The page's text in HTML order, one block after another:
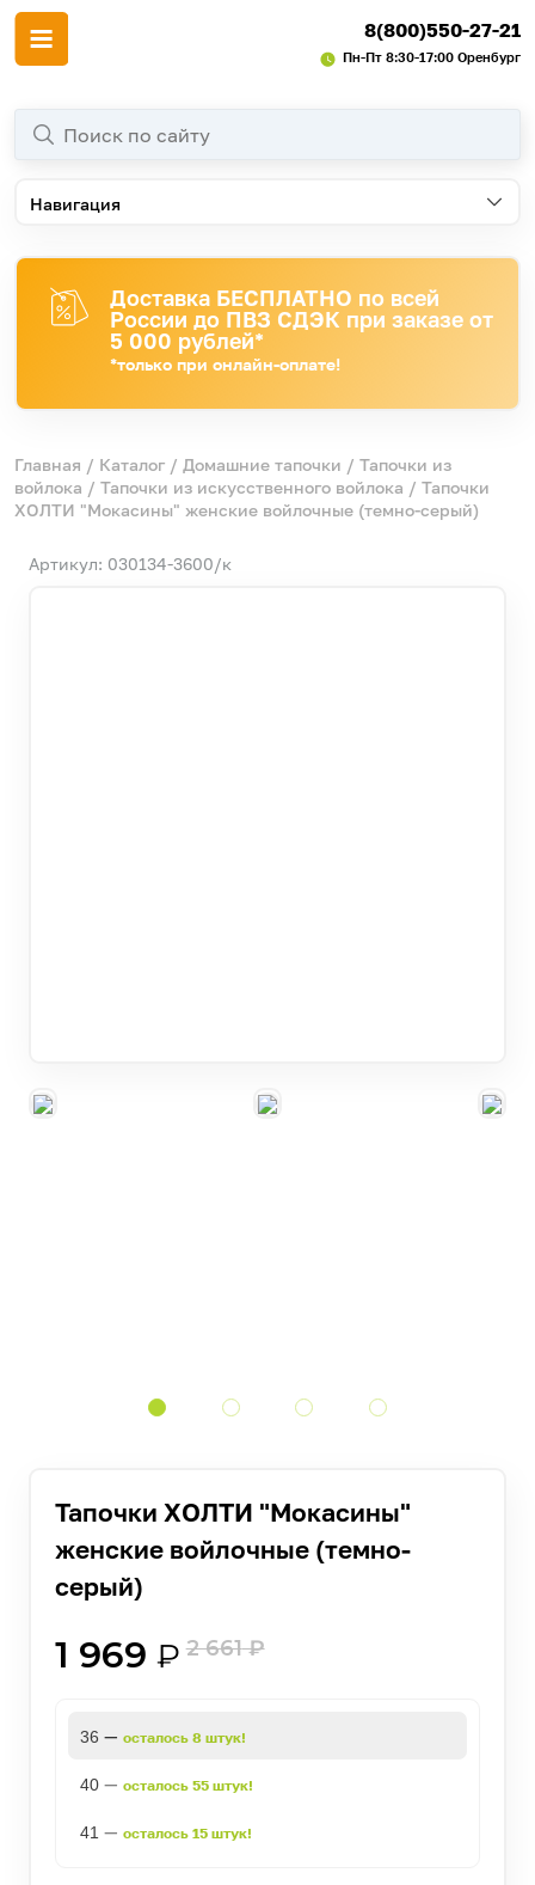
8(800)550-27-21
Пн-Пт 8:30-17:00 Оренбург
Навигация
Доставка БЕСПЛАТНО по всей
России до ПВЗ СДЭК при заказе от
5 000 рублей*
*только при онлайн-оплате!
Главная / Каталог / Домашние тапочки / Тапочки из
войлока / Тапочки из искусственного войлока / Тапочки
ХОЛТИ "Мокасины" женские войлочные (темно-серый)
Артикул: 030134-3600/к
Тапочки ХОЛТИ "Мокасины"
женские войлочные (темно-
серый)
1 969 ₽ 2 661₽
36 — осталось 8 штук!
40— осталось 55 штук!
41 — осталось 15 штук!